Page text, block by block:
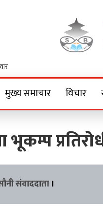
मुख्य समाचार विचार
भूकम्प
संवाददाता ।